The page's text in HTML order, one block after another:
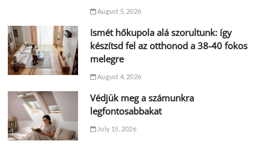
August 5, 2026
Ismét hőkupola alá szorultunk: így
készítsd fel az otthonod a 38-40 fokos
melegre
August 4, 2026
Védjük meg a számunkra
legfontosabbakat
July 15, 2026